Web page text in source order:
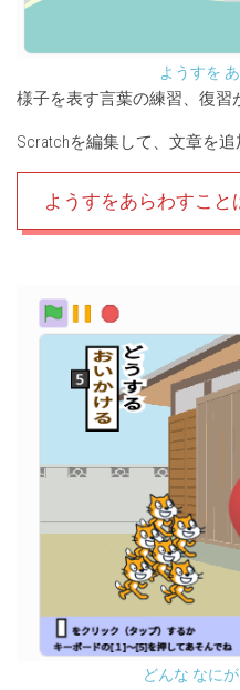
ようすを
様子を表す言葉の練習、復習
Scratchを編集して、文章を
ようすをあらわすこと
どんな なに